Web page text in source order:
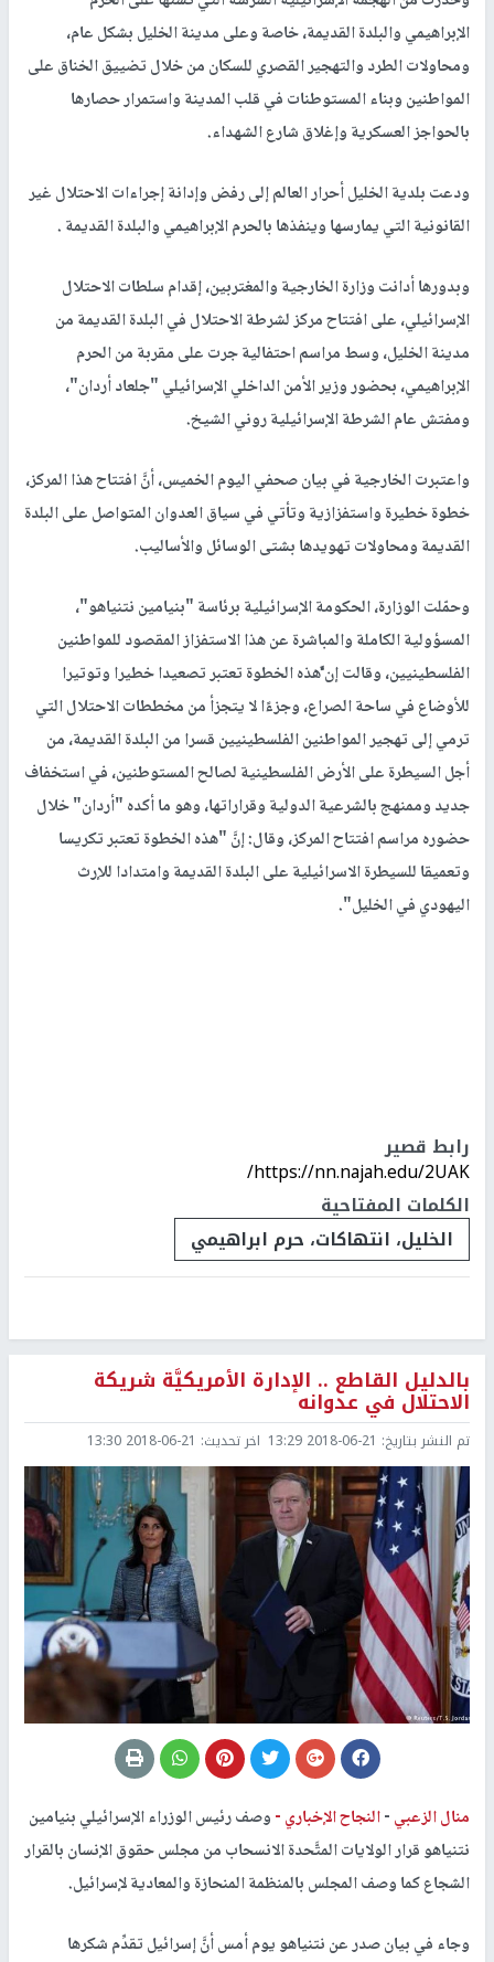
الإبراهيمي والبلدة القديمة، خاصة وعلى مدينة الخليل بشكل عام،
ومحاولات الطرد والتهجير القصري للسكان من خلال تضييق الخناق على
المواطنين وبناء المستوطنات في قلب المدينة واستمرار حصارها
بالحواجز العسكرية وإغلاق شارع الشهداء.
ودعت بلدية الخليل أحرار العالم إلى رفض وإدانة إجراءات الاحتلال غير
القانونية التي يمارسها وينفذها بالحرم الإبراهيمي والبلدة القديمة .
وبدورها أدانت وزارة الخارجية والمغتربين، إقدام سلطات الاحتلال
الإسرائيلي، على افتتاح مركز لشرطة الاحتلال في البلدة القديمة من
مدينة الخليل، وسط مراسم احتفالية جرت على مقربة من الحرم
الإبراهيمي، بحضور وزير الأمن الداخلي الإسرائيلي "جلعاد أردان"،
ومفتش عام الشرطة الإسرائيلية روني الشيخ.
واعتبرت الخارجية في بيان صحفي اليوم الخميس، أنَّ افتتاح هذا المركز،
خطوة خطيرة واستفزازية وتأتي في سياق العدوان المتواصل على البلدة
القديمة ومحاولات تهويدها بشتى الوسائل والأساليب.
وحمّلت الوزارة، الحكومة الإسرائيلية برئاسة "بنيامين نتنياهو"،
المسؤولية الكاملة والمباشرة عن هذا الاستفزاز المقصود للمواطنين
الفلسطينيين، وقالت إن َّهذه الخطوة تعتبر تصعيدا خطيرا وتوتيرا
للأوضاع في ساحة الصراع، وجزءًا لا يتجزأ من مخططات الاحتلال التي
ترمي إلى تهجير المواطنين الفلسطينيين قسرا من البلدة القديمة، من
أجل السيطرة على الأرض الفلسطينية لصالح المستوطنين، في استخفاف
جديد وممنهج بالشرعية الدولية وقراراتها، وهو ما أكده "أردان" خلال
حضوره مراسم افتتاح المركز، وقال: إنَّ "هذه الخطوة تعتبر تكريسا
وتعميقا للسيطرة الاسرائيلية على البلدة القديمة وامتدادا للإرث
اليهودي في الخليل".
رابط قصير
https://nn.najah.edu/2UAK/
الكلمات المفتاحية
الخليل، انتهاكات، حرم ابراهيمي
بالدليل القاطع .. الإدارة الأمريكيَّة شريكة
الاحتلال في عدوانه
تم النشر بتاريخ: 2018-06-21 13:29 اخر تحديث: 2018-06-21 13:30
منال الزعبي-النجاح الإخباري -وصف رئيس الوزراء الإسرائيلي بنيامين
نتنياهو قرار الولايات المتَّحدة الانسحاب من مجلس حقوق الإنسان بالقرار
الشجاع كما وصف المجلس بالمنظمة المنحازة والمعادية لإسرائيل.
وجاء في بيان صدر عن نتنياهو يوم أمس أنَّ إسرائيل تقدِّم شكرها